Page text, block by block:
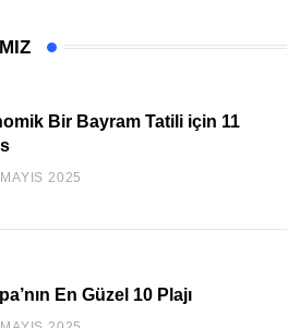
Bir Bayram Tatili için 11
2025
En Güzel 10 Plajı